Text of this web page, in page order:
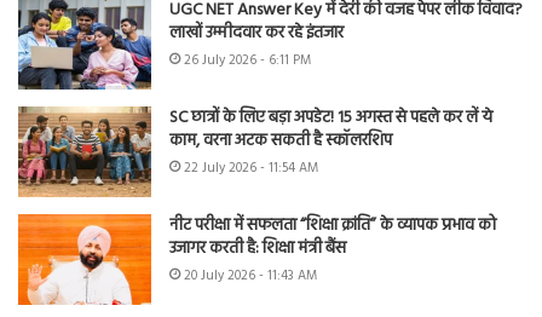
UGC NET Answer Key में देरी की वजह पेपर लीक विवाद?
लाखों उम्मीदवार कर रहे इंतजार
26 July 2026 - 6:11 PM
SC छात्रों के लिए बड़ा अपडेट! 15 अगस्त से पहले कर लें ये
काम, वरना अटक सकती है स्कॉलरशिप
22 July 2026 - 11:54 AM
नीट परीक्षा में सफलता “शिक्षा क्रांति” के व्यापक प्रभाव को
उजागर करती है: शिक्षा मंत्री बैंस
20 July 2026 - 11:43 AM